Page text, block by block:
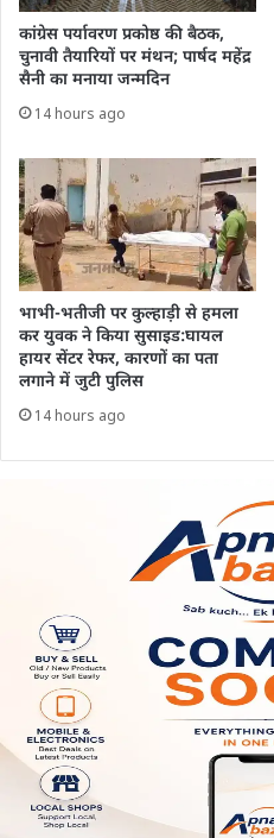
कांग्रेस पर्यावरण प्रकोष्ठ की बैठक,
चुनावी तैयारियों पर मंथन; पार्षद महेंद्र
सैनी का मनाया जन्मदिन
14 hours ago
भाभी-भतीजी पर कुल्हाड़ी से हमला
कर युवक ने किया सुसाइड:घायल
हायर सेंटर रेफर, कारणों का पता
लगाने में जुटी पुलिस
14 hours ago